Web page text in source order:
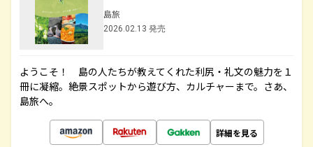
島旅
2026.02.13 発売
ようこそ！ 島の人たちが教えてくれた利尻・礼文の魅力を１
冊に凝縮。絶景スポットから遊び方、カルチャーまで。さあ、
島旅へ。
詳細を見る